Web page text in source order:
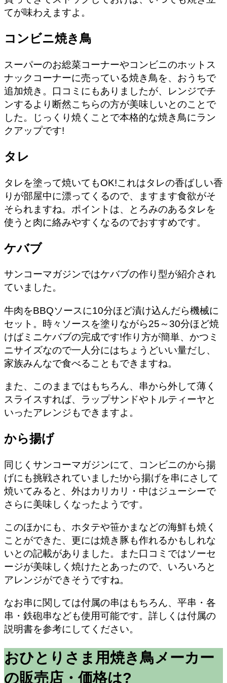
てが味わえますよ。
コンビニ焼き鳥
スーパーのお総菜コーナーやコンビニのホットス
ナックコーナーに売っている焼き鳥を、おうちで
追加焼き。口コミにもありましたが、レンジでチ
ンするより断然こちらの方が美味しいとのことで
した。じっくり焼くことで本格的な焼き鳥にラン
クアップです!
タレ
タレを塗って焼いてもOK!これはタレの香ばしい香
りが部屋中に漂ってくるので、ますます食欲がそ
そられますね。ポイントは、とろみのあるタレを
使うと肉に絡みやすくなるのでおすすめです。
ケバブ
サンコーマガジンではケバブの作り型が紹介され
ていました。
牛肉をBBQソースに10分ほど漬け込んだら機械に
セット。時々ソースを塗りながら25～30分ほど焼
けばミニケバブの完成です!作り方が簡単、かつミ
ニサイズなので一人分にはちょうどいい量だし、
家族みんなで食べることもできますね。
また、このままではもちろん、串から外して薄く
スライスすれば、ラップサンドやトルティーヤと
いったアレンジもできますよ。
から揚げ
同じくサンコーマガジンにて、コンビニのから揚
げにも挑戦されていました!から揚げを串にさして
焼いてみると、外はカリカリ・中はジューシーで
さらに美味しくなったようです。
このほかにも、ホタテや笹かまなどの海鮮も焼く
ことができた、更には焼き豚も作れるかもしれな
いとの記載がありました。また口コミではソーセ
ージが美味しく焼けたとあったので、いろいろと
アレンジができそうですね。
なお串に関しては付属の串はもちろん、平串・各
串・鉄砲串なども使用可能です。詳しくは付属の
説明書を参考にしてください。
おひとりさま用焼き鳥メーカー
の販売店・価格は?